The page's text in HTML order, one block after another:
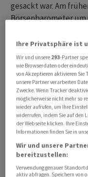
gesackt war. Am
Börsenbarometer um
wie Marktexperte
Markets anmerkte.
wirklich aus der
Anders hatte es
ausgesehen. Da war
Zuversicht über eine
dem Iran getrieben
wieder
des Konflikts hatten
Ihre Privatsphäre ist
Wir und unsere 293-Partner
wie Browserdaten oder
von Akzeptieren aktivieren Sie
unsere Partner verarbeiten
Zwecke. Wenn Tracker
möglicherweise nicht mehr so
wieder aufrufen, um Ihre
widerrufen, indem Sie auf den
der Webseite klicken. Ihre
Informationen finden Sie in
Wir und unsere
bereitzustellen:
Verwendung genauer
aktiv abfragen. Speichern von